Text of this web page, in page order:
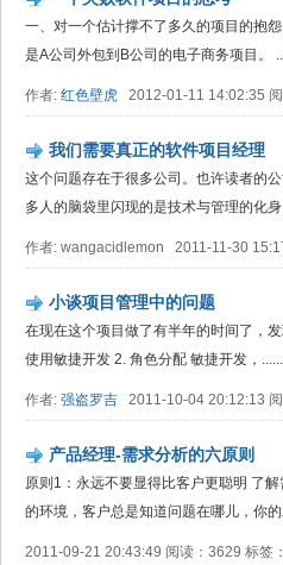
一、对一个估计撑不了多久的项目的抱
是A公司外包到B公司的电子商务项目。
作者: 红色壁虎 2012-01-11 14:02:35 阅
我们需要真正的软件项目经理
这个问题存在于很多公司。也许读者的
多人的脑袋里闪现的是技术与管理的化
作者: wangacidlemon 2011-11-30
小谈项目管理中的问题
在现在这个项目做了有半年的时间了，
使用敏捷开发 2. 角色分配 敏捷开发，......
作者: 强盗罗吉 2011-10-04 20:12:13 阅
产品经理-需求分析的六原则
原则1：永远不要显得比客户更聪明 了
的环境，客户总是知道问题在哪儿，你
2011-09-21 20:43:49 阅读：3629 标签：